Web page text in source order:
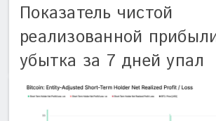
Показатель чистой
реализованной
убытка за 7 дней упал